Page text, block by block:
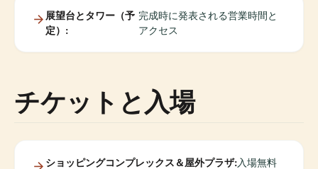
展望台とタワー（予
定）:
完成時に発表される営業時間と
アクセス
チケットと入場
ショッピングコンプレックス＆屋外プラザ:入場無料